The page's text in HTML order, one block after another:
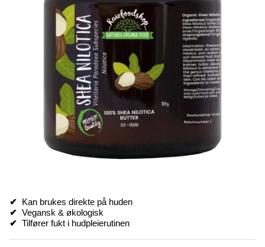
✔ Kan brukes direkte på huden
✔ Vegansk & økologisk
✔ Tilfører fukt i hudpleierutinen